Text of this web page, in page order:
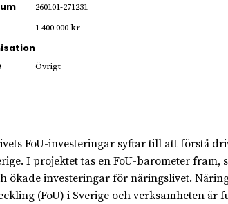
260101-271231
1 400 000 kr
Övrigt
FoU-investeringar syftar till att förstå
I projektet tas en FoU-barometer
ökade investeringar för näringslivet.
(FoU) i Sverige och verksamheten